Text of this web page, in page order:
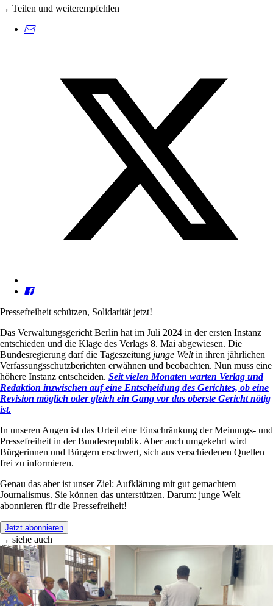
→ Teilen und weiterempfehlen
Pressefreiheit schützen, Solidarität jetzt!
Das Verwaltungsgericht Berlin hat im Juli 2024 in der ersten Instanz
entschieden und die Klage des Verlags 8. Mai abgewiesen. Die
Bundesregierung darf die Tageszeitung junge Weltin ihren jährlichen
Verfassungsschutzberichten erwähnen und beobachten. Nun muss eine
höhere Instanz entscheiden. Seit vielen Monaten warten Verlag und
Redaktion inzwischen auf eine Entscheidung des Gerichtes, ob eine
Revision möglich oder gleich ein Gang vor das oberste Gericht nötig
ist.
In unseren Augen ist das Urteil eine Einschränkung der Meinungs- und
Pressefreiheit in der Bundesrepublik. Aber auch umgekehrt wird
Bürgerinnen und Bürgern erschwert, sich aus verschiedenen Quellen
frei zu informieren.
Genau das aber ist unser Ziel: Aufklärung mit gut gemachtem
Journalismus. Sie können das unterstützen. Darum: junge Welt
abonnieren für die Pressefreiheit!
Jetzt abonnieren
→ siehe auch